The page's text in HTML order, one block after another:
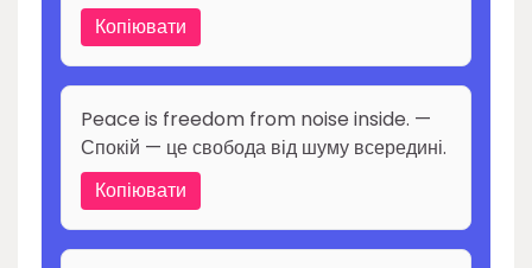
Копіювати
Peace is freedom from noise inside. —
Спокій — це свобода від шуму всередині.
Копіювати